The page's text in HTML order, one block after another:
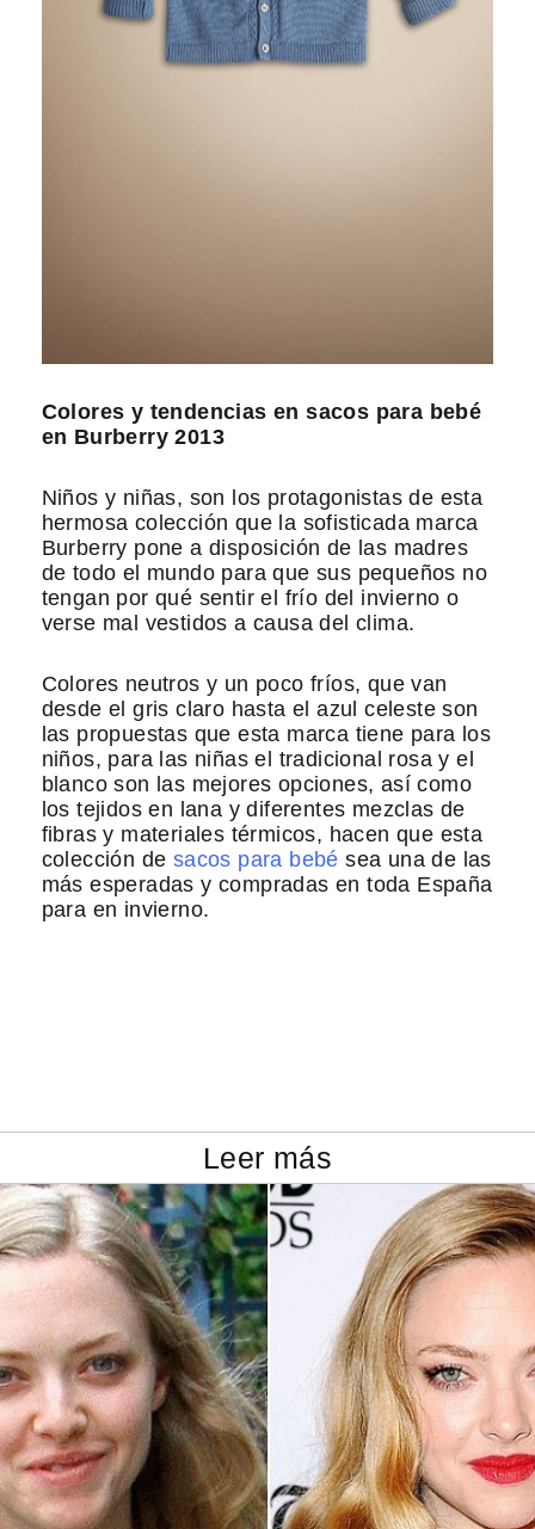
Colores y tendencias en sacos para bebé
en Burberry 2013
Niños y niñas, son los protagonistas de esta
hermosa colección que la sofisticada marca
Burberry pone a disposición de las madres
de todo el mundo para que sus pequeños no
tengan por qué sentir el frío del invierno o
verse mal vestidos a causa del clima.
Colores neutros y un poco fríos, que van
desde el gris claro hasta el azul celeste son
las propuestas que esta marca tiene para los
niños, para las niñas el tradicional rosa y el
blanco son las mejores opciones, así como
los tejidos en lana y diferentes mezclas de
fibras y materiales térmicos, hacen que esta
colección de sacos para bebé sea una de las
más esperadas y compradas en toda España
para en invierno.
Leer más